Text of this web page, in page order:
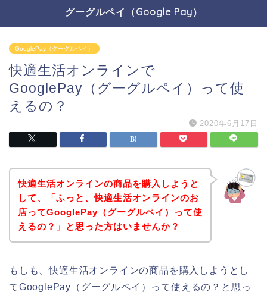
グーグルペイ（Google Pay）
GooglePay（グーグルペイ）
快適生活オンラインで
GooglePay（グーグルペイ）って使
えるの？
2020年6月17日
快適生活オンラインの商品を購入しようと
して、「ふっと、快適生活オンラインのお
店ってGooglePay（グーグルペイ）って使
えるの？」と思った方はいませんか？
もしも、快適生活オンラインの商品を購入しようとし
てGooglePay（グーグルペイ）って使えるの？と思っ